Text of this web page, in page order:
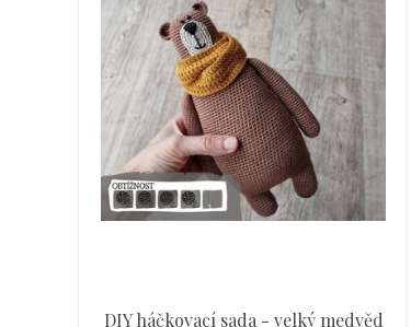
DIY háčkovací sada - velký medvěd